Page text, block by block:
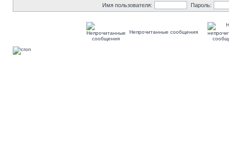
Имя пользователя: Пароль:
Непрочитанные сообщения